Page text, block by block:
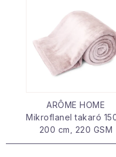
ARÔME HOME
Mikroflanel takaró
200 cm, 220 GSM